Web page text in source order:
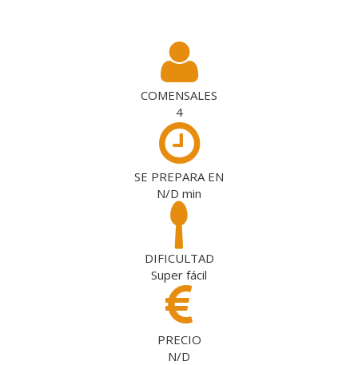
COMENSALES
4
SE PREPARA EN
N/D min
DIFICULTAD
Super fácil
PRECIO
N/D